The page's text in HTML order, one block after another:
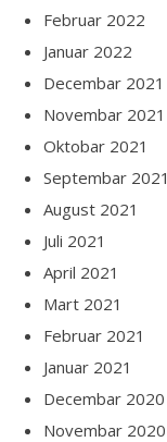
Februar 2022
Januar 2022
Decembar 2021
Novembar 2021
Oktobar 2021
Septembar 2021
August 2021
Juli 2021
April 2021
Mart 2021
Februar 2021
Januar 2021
Decembar 2020
Novembar 2020